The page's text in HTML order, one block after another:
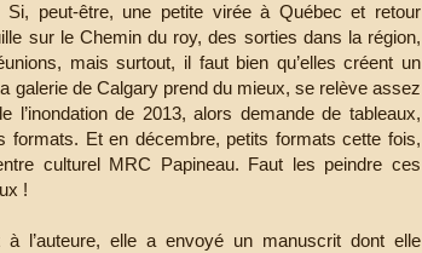
Si, peut-être, une petite virée à Québec et retour
sur le Chemin du roy, des sorties dans la région,
mais surtout, il faut bien qu’elles créent un
galerie de Calgary prend du mieux, se relève assez
l’inondation de 2013, alors demande de tableaux,
formats. Et en décembre, petits formats cette fois,
culturel MRC Papineau. Faut les peindre ces
!
à l’auteure, elle a envoyé un manuscrit dont elle